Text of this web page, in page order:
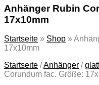
Anhänger Rubin
17x10mm
Startseite » Shop »
17x10mm
Startseite /Anhänger /
Corundum fac. Größe: